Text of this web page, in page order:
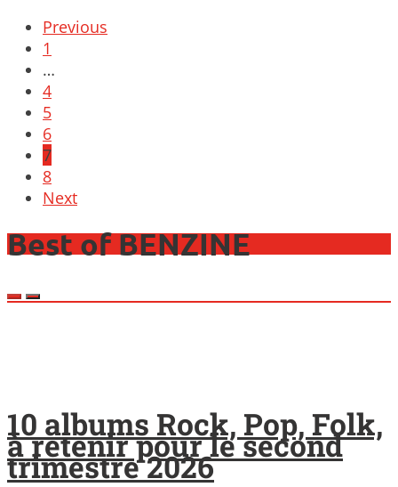
Posts
navigation
Previous
1
…
4
5
6
7
8
Next
Best of BENZINE
10 albums Rock, Pop, Folk,
à retenir pour le second
trimestre 2026